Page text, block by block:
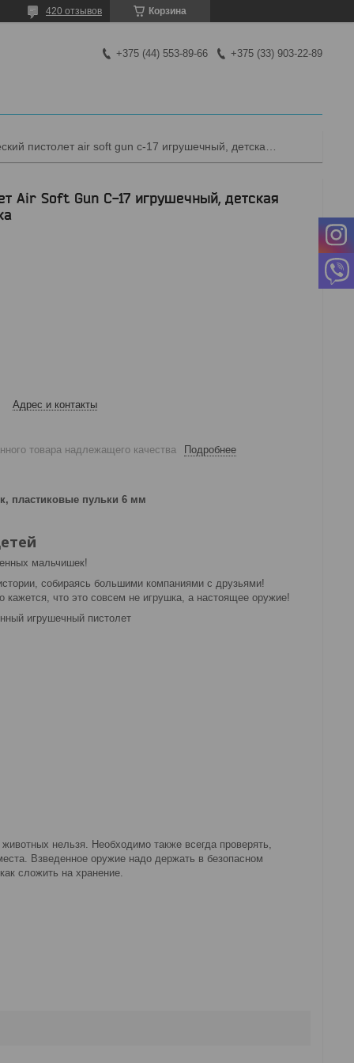
Корзина
420 отзывов
+375 (44) 553-89-66 +375 (33) 903-22-89
Air Soft Gun C-17 игрушечный, детская
Адрес и контакты
товара надлежащего качества Подробнее
пластиковые пульки 6 мм
мальчишек!
собираясь большими компаниями с друзьями!
кажется, что это совсем не игрушка, а настоящее оружие!
игрушечный пистолет
нельзя. Необходимо также всегда проверять,
Взведенное оружие надо держать в безопасном
сложить на хранение.